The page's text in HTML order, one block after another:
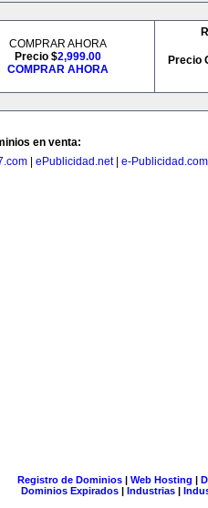
COMPRAR AHORA
Precio $2,999.00
COMPRAR AHORA
Precio
en venta:
ePublicidad.net| e-Publicidad.com
Registro de Dominios| Web Hosting |
Dominios Expirados | Industrias |